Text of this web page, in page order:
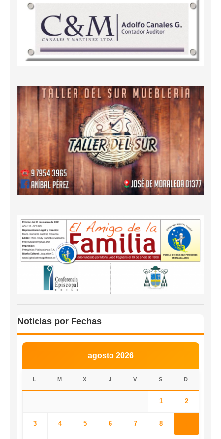
Noticias por Fechas
agosto 2026
L M X J V S D
1 2
3 4 5 6 7 8